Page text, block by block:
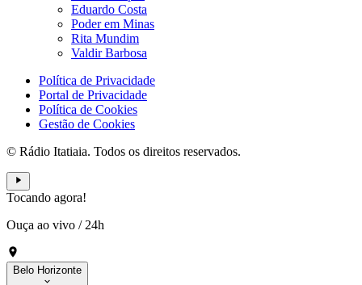
Eduardo Costa
Poder em Minas
Rita Mundim
Valdir Barbosa
Política de Privacidade
Portal de Privacidade
Política de Cookies
Gestão de Cookies
© Rádio Itatiaia. Todos os direitos reservados.
Tocando agora!
Ouça ao vivo / 24h
Belo Horizonte